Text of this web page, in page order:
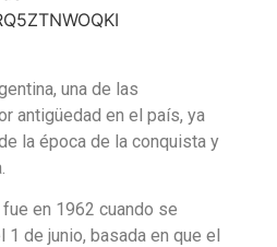
una de las
antigüedad en el país, ya
la época de la conquista y
en 1962 cuando se
de junio, basada en que el